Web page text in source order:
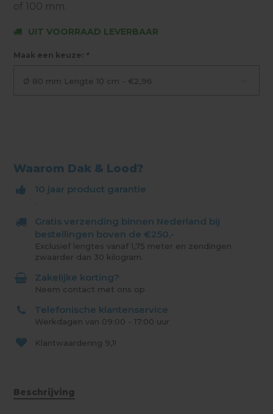
of 100 mm.
UIT VOORRAAD LEVERBAAR
Maak een keuze: *
Ø 80 mm Lengte 10 cm - €2,96
Waarom Dak & Lood?
10 jaar product garantie
.
Gratis verzending binnen Nederland bij
bestellingen boven de €250,-
Exclusief lengtes vanaf 1,75 meter en zendingen
zwaarder dan 30 kilogram.
Zakelijke korting?
Neem contact met ons op
Telefonische klantenservice
Werkdagen van 09:00 - 17:00 uur
Klantwaardering 9,1!
Beschrijving